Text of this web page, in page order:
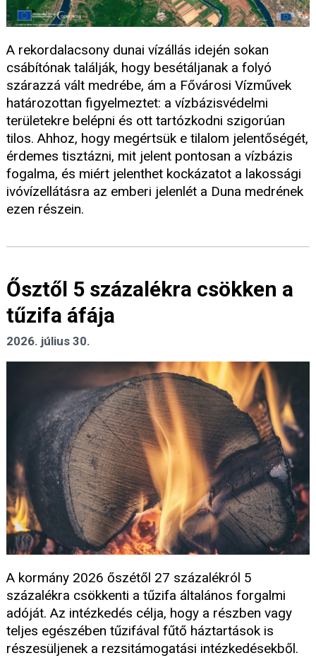
A rekordalacsony dunai vízállás idején sokan
csábítónak találják, hogy besétáljanak a folyó
szárazzá vált medrébe, ám a Fővárosi Vízművek
határozottan figyelmeztet: a vízbázisvédelmi
területekre belépni és ott tartózkodni szigorúan
tilos. Ahhoz, hogy megértsük e tilalom jelentőségét,
érdemes tisztázni, mit jelent pontosan a vízbázis
fogalma, és miért jelenthet kockázatot a lakossági
ivóvízellátásra az emberi jelenlét a Duna medrének
ezen részein.
Ősztől 5 százalékra csökken a
tűzifa áfája
2026. július 30.
A kormány 2026 őszétől 27 százalékról 5
százalékra csökkenti a tűzifa általános forgalmi
adóját. Az intézkedés célja, hogy a részben vagy
teljes egészében tűzifával fűtő háztartások is
részesüljenek a rezsitámogatási intézkedésekből.